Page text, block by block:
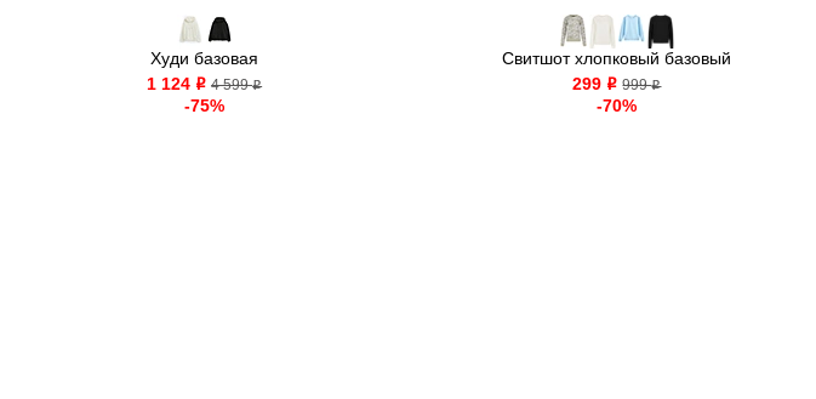
Худи базовая
1 124 o 4 599o
-75%
Свитшот хлопковый базовый
299 o 999o
-70%